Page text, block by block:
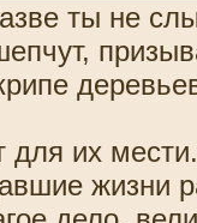
ты не
их